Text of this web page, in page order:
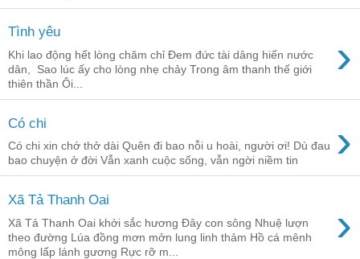
Tình yêu ›
Khi lao động hết lòng chăm chỉ Đem đức tài dâng hiến nước
dân, Sao lúc ấy cho lòng nhẹ chảy Trong âm thanh thế giới
thiên thần Ôi...
Có chi ›
Có chi xin chớ thở dài Quên đi bao nỗi u hoài, người ơi! Dù đau
bao chuyện ở đời Vẫn xanh cuộc sống, vẫn ngời niềm tin
Xã Tả Thanh Oai ›
Xã Tả Thanh Oai khởi sắc hương Đây con sông Nhuệ lượn
theo đường Lúa đồng mơn mởn lung linh thảm Hồ cá mênh
mông lấp lánh gương Rực rỡ m...